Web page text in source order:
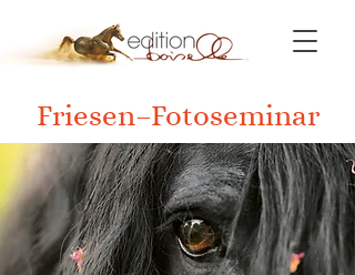
Friesen–Fotoseminar